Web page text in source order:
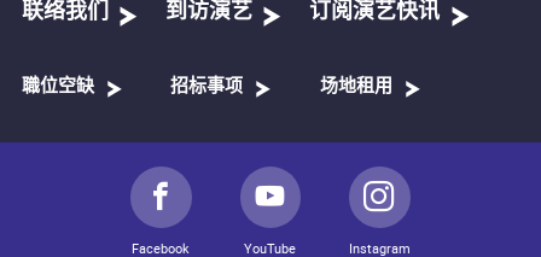
联络我们 到访演艺 订阅演艺快讯
職位空缺 招标事项 场地租用
Facebook YouTube Instagram